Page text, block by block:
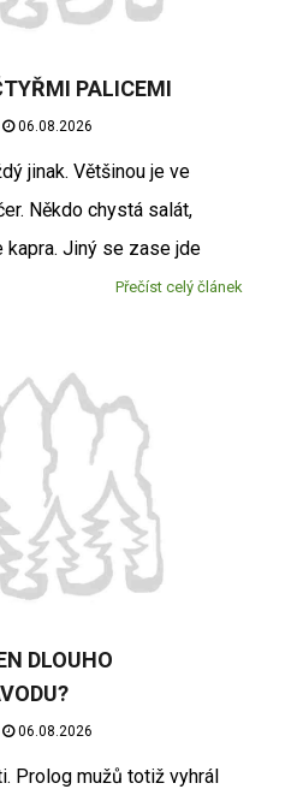
PALICEMI
06.08.2026
jinak. Většinou je ve
Někdo chystá salát,
Jiný se zase jde
Přečíst celý článek
DLOUHO
06.08.2026
Prolog mužů totiž vyhrál